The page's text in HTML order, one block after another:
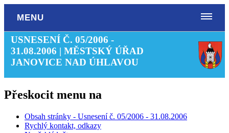
MENU
USNESENÍ Č. 05/2006 -
31.08.2006 | MĚSTSKÝ ÚŘAD
JANOVICE NAD ÚHLAVOU
Přeskocit menu na
Obsah stránky - Usnesení č. 05/2006 - 31.08.2006
Rychlý kontakt, odkazy